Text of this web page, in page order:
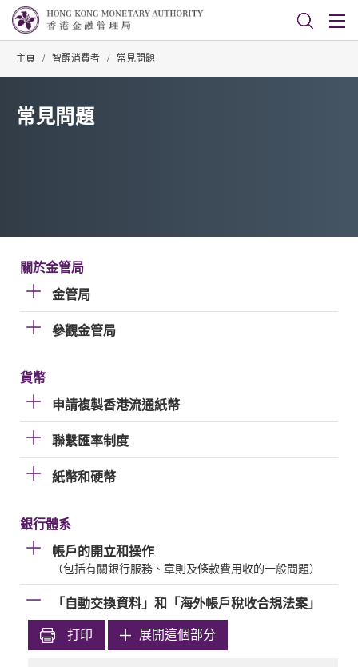
主頁 / 智醒消費者 / 常見問題
常見問題
關於金管局
金管局
參觀金管局
貨幣
申請複製香港流通紙幣
聯繫匯率制度
紙幣和硬幣
銀行體系
帳戶的開立和操作
（包括有關銀行服務、章則及條款費用收的一般問題）
「自動交換資料」和「海外帳戶稅收合規法案」
打印 展開這個部分